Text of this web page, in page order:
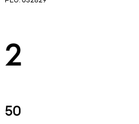
2
50